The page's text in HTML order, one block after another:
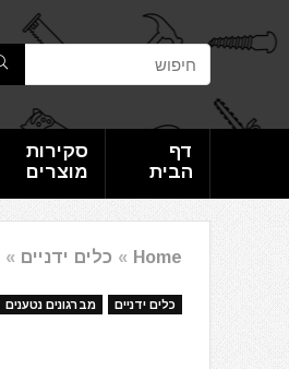
דף
הבית
סקירות
מוצרים
Home
» כלים ידניים »
כלים ידניים מברגונים נטענים